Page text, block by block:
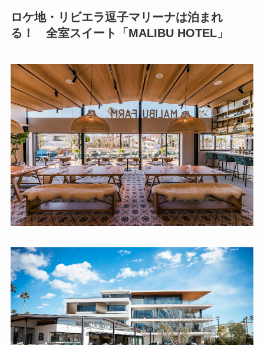
ロケ地・リビエラ逗子マリーナは泊まれ
る！ 全室スイート「MALIBU HOTEL」